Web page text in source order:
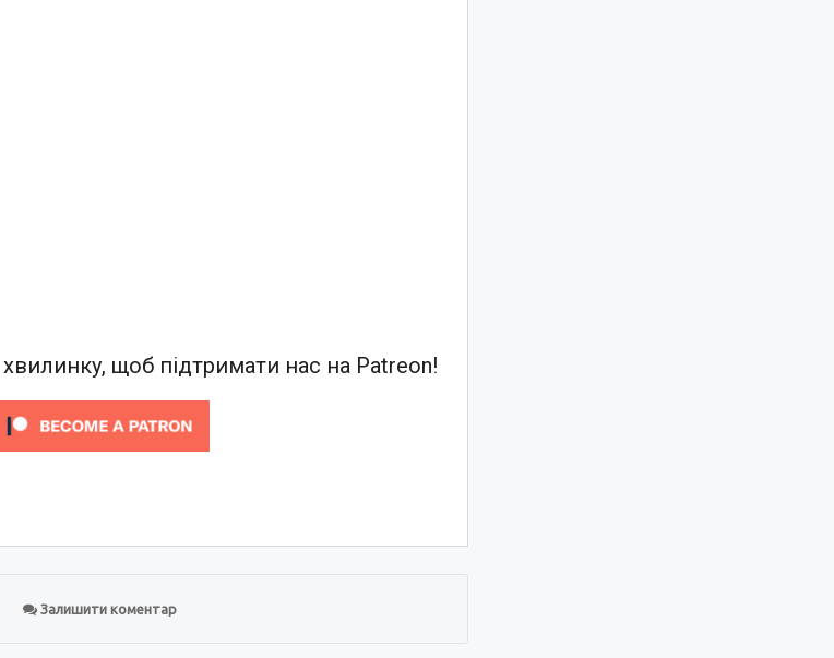
щоб підтримати нас на Patreon!
Залишити коментар